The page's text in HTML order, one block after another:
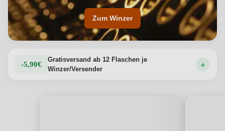
Zum Winzer
-5,90€
Gratisversand ab 12 Flaschen je
Winzer/Versender